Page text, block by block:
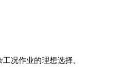
况作业的理想选择。